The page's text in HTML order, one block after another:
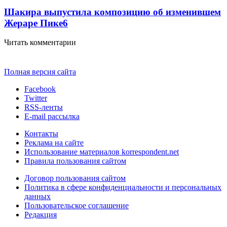
Шакира выпустила композицию об изменившем
Жераре Пике6
Читать комментарии
Полная версия сайта
Facebook
Twitter
RSS-ленты
E-mail рассылка
Контакты
Реклама на сайте
Использование материалов korrespondent.net
Правила пользования сайтом
Договор пользования сайтом
Политика в сфере конфиденциальности и персональных
данных
Пользовательское соглашение
Редакция